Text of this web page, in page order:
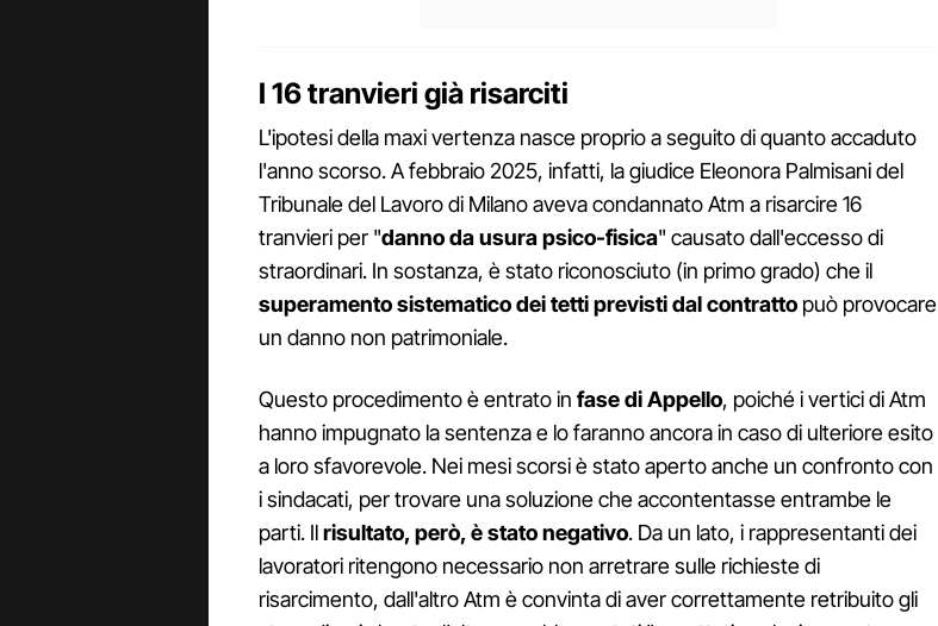
I 16 tranvieri già risarciti
L'ipotesi della maxi vertenza nasce proprio a seguito di quanto accaduto
l'anno scorso. A febbraio 2025, infatti, la giudice Eleonora Palmisani del
Tribunale del Lavoro di Milano aveva condannato Atm a risarcire 16
tranvieri per "danno da usura psico-fisica" causato dall'eccesso di
straordinari. In sostanza, è stato riconosciuto (in primo grado) che il
superamento sistematico dei tetti previsti dal contratto può provocare
un danno non patrimoniale.
Questo procedimento è entrato in fase di Appello, poiché i vertici di Atm
hanno impugnato la sentenza e lo faranno ancora in caso di ulteriore esito
a loro sfavorevole. Nei mesi scorsi è stato aperto anche un confronto con
i sindacati, per trovare una soluzione che accontentasse entrambe le
parti. Ilrisultato, però, è stato negativo. Da un lato, i rappresentanti dei
lavoratori ritengono necessario non arretrare sulle richieste di
risarcimento, dall'altro Atm è convinta di aver correttamente retribuito gli